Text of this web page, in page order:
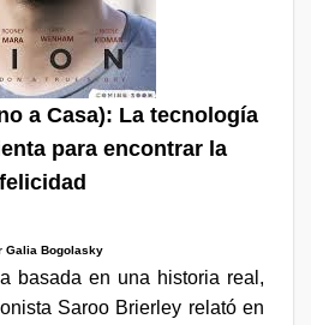
a Casa): La tecnología
para encontrar la
felicidad
Galia Bogolasky
basada en una historia real,
Saroo Brierley relató en